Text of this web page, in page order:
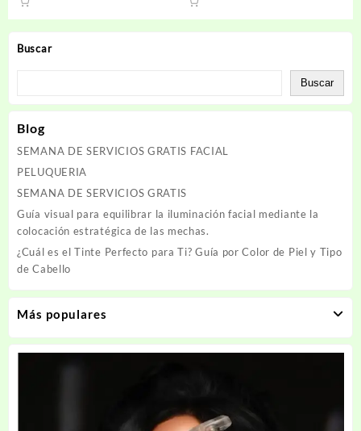
Buscar
Buscar
Blog
SEMANA DE SERVICIOS GRATIS FACIAL
PELUQUERIA
SEMANA DE SERVICIOS GRATIS
Guía visual para equilibrar la iluminación facial mediante la
colocación estratégica de las mechas.
¿Cuál es el Tinte Perfecto para Ti? Guía por Color de Piel y Tipo
de Cabello
Más populares
era:
es: